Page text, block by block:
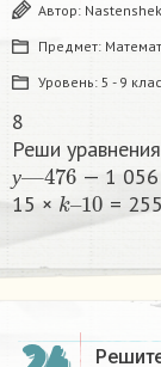
Автор: Nastenshek
Предмет:
Уровень: 5 - 9
8
Реши
у
у —476 — 1
15 × k–
10 = 255​